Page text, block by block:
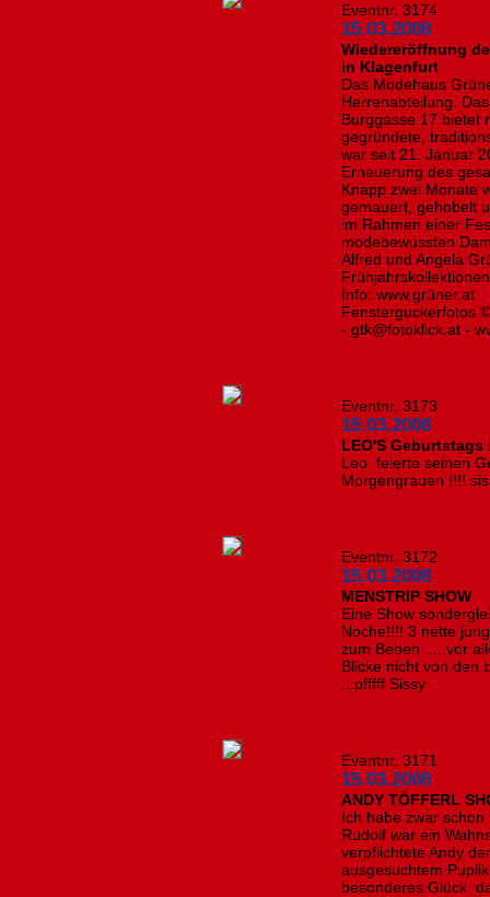
Eventnr. 3174
15.03.2008
Wiedereröffnung
in Klagenfurt
Das Modehaus
Herrenabteilung.
Burggasse 17 bietet
gegründete,
war seit 21. Januar
Erneuerung des
Knapp zwei Monate
gemauert, gehobelt
im Rahmen einer
modebewussten
Alfred und Angela
Info: www.grüner.at
Fensterguckerfotos
- gtk@fotoklick.at -
Eventnr. 3173
15.03.2008
LEO'S Geburtstags
Leo feierte seinen
Morgengrauen !!!!
Eventnr. 3172
15.03.2008
MENSTRIP SHOW
Eine Show
Noche!!!! 3 nette
zum Beben .....vor
Blicke nicht von den
...pfffff Sissy
Eventnr. 3171
15.03.2008
ANDY TÖFFERL
Ich habe zwar
Rudolf war ein
verpflichtete Andy
ausgesuchtem
besonderes Glück